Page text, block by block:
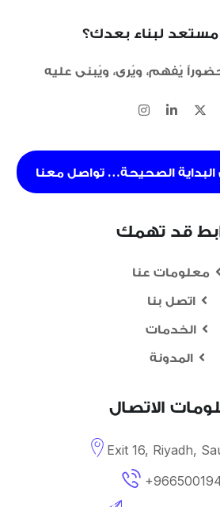
لبناء بعدك؟
يُفهم، ويُرى، ويُبنى عليه
الصحيحة… تواصل معنا
قد تهمك
معلومات عنا
اتصل بنا
الخدمات
المدونة
الاتصال
Exit 16, Riyadh,